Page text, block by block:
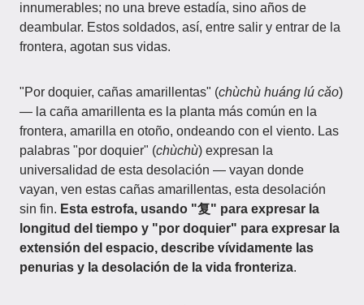
innumerables; no una breve estadía, sino años de
deambular. Estos soldados, así, entre salir y entrar de la
frontera, agotan sus vidas.
"Por doquier, cañas amarillentas" (chùchù huáng lú cǎo)
— la caña amarillenta es la planta más común en la
frontera, amarilla en otoño, ondeando con el viento. Las
palabras "por doquier" (chùchù) expresan la
universalidad de esta desolación — vayan donde
vayan, ven estas cañas amarillentas, esta desolación
sin fin. Esta estrofa, usando "复" para expresar la
longitud del tiempo y "por doquier" para expresar la
extensión del espacio, describe vívidamente las
penurias y la desolación de la vida fronteriza.